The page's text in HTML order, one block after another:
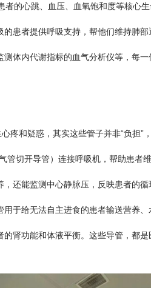
的心跳、血压、血氧饱和度等核心生
患者提供呼吸支持，帮他们维持肺
体内代谢指标的血气分析仪等，每
疼和疑惑，其实这些管子并非“负担”
管切开导管）连接呼吸机，帮助患者
还能监测中心静脉压，反映患者的
于给无法自主进食的患者输送营养、
肾功能和体液平衡。这些导管，都